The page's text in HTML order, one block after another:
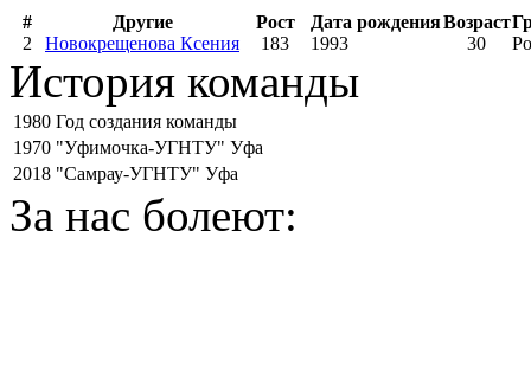
#
Другие Рост Дата рожденияВозраст
2
Новокрещенова Ксения 183 1993 30
История команды
1980 Год создания команды
1970 "Уфимочка-УГНТУ" Уфа
2018 "Самрау-УГНТУ" Уфа
За нас болеют: